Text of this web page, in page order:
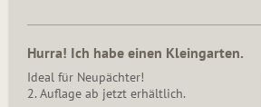
Hurra! Ich habe einen Kleingarten.
Ideal für Neupächter!
2. Auflage ab jetzt erhältlich.